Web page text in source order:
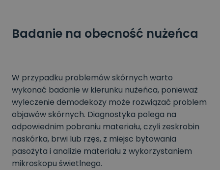
Badanie na obecność nużeńca
W przypadku problemów skórnych warto
wykonać badanie w kierunku nużeńca, ponieważ
wyleczenie demodekozy może rozwiązać problem
objawów skórnych. Diagnostyka polega na
odpowiednim pobraniu materiału, czyli zeskrobin
naskórka, brwi lub rzęs, z miejsc bytowania
pasożyta i analizie materiału z wykorzystaniem
mikroskopu świetlnego.